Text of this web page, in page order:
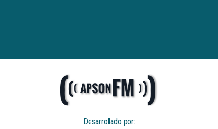
Desarrollado por: